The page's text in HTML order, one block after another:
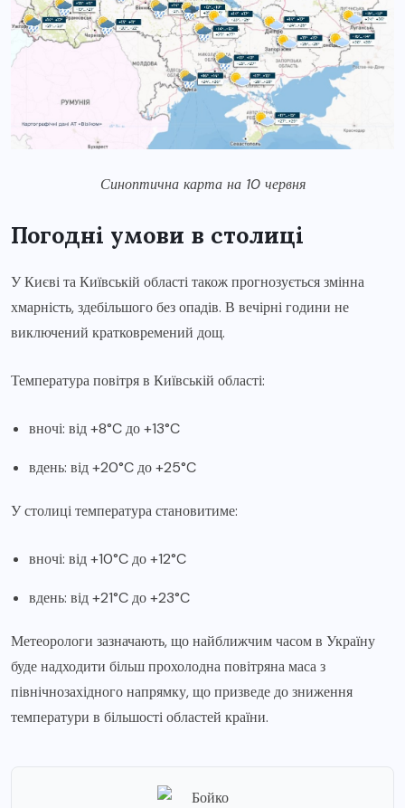
Синоптична карта на 10 червня
Погодні умови в столиці
У Києві та Київській області також прогнозується змінна
хмарність, здебільшого без опадів. В вечірні години не
виключений кратковремений дощ.
Температура повітря в Київській області:
вночі: від +8°C до +13°C
вдень: від +20°C до +25°C
У столиці температура становитиме:
вночі: від +10°C до +12°C
вдень: від +21°C до +23°C
Метеорологи зазначають, що найближчим часом в Україну
буде надходити більш прохолодна повітряна маса з
північнозахідного напрямку, що призведе до зниження
температури в більшості областей країни.